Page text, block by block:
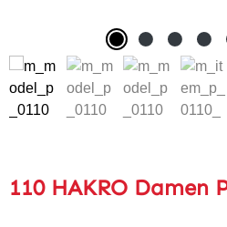
110 HAKRO Damen